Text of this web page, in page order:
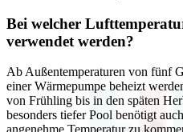
Bei welcher
verwendet werden?
Ab Außentemperaturen von fünf
einer Wärmepumpe beheizt
von Frühling bis in den späten
besonders tiefer Pool benötigt